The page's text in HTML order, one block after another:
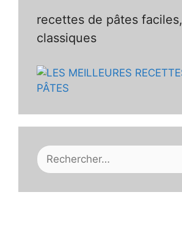
recettes de pâtes faciles,
classiques
Rechercher :